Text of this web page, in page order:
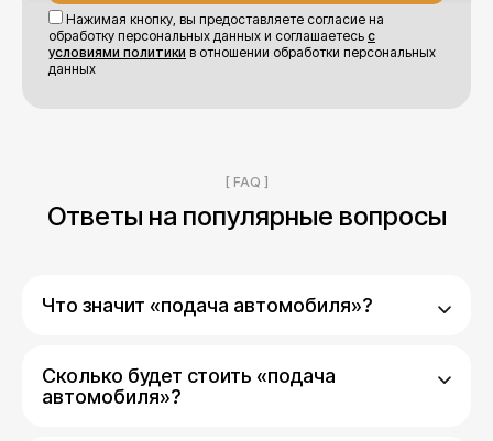
Нажимая кнопку, вы предоставляете согласие на
обработку персональных данных и соглашаетесь с
условиями политики в отношении обработки персональных
данных
[ FAQ ]
Ответы на популярные вопросы
Что значит «подача автомобиля»?
Сколько будет стоить «подача
автомобиля»?